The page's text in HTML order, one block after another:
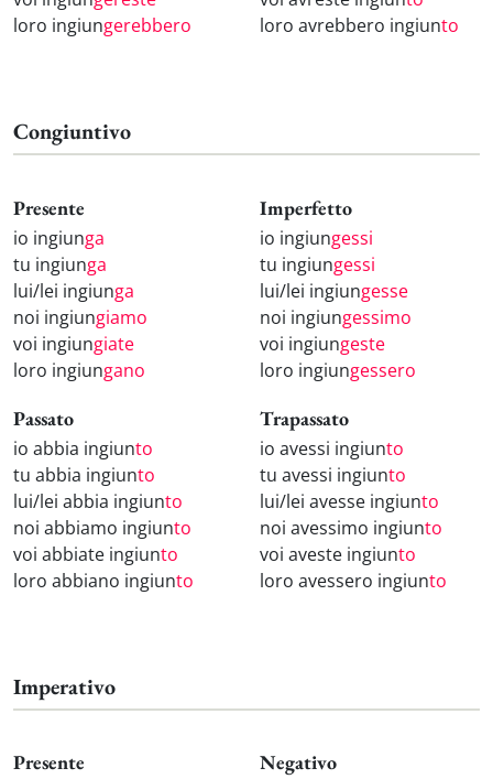
loro ingiungerebbero
loro avrebbero ingiunto
Congiuntivo
Presente
io ingiunga
tu ingiunga
lui/lei ingiunga
noi ingiungiamo
voi ingiungiate
loro ingiungano
Imperfetto
io ingiungessi
tu ingiungessi
lui/lei ingiungesse
noi ingiungessimo
voi ingiungeste
loro ingiungessero
Passato
io abbia ingiunto
tu abbia ingiunto
lui/lei abbia ingiunto
noi abbiamo ingiunto
voi abbiate ingiunto
loro abbiano ingiunto
Trapassato
io avessi ingiunto
tu avessi ingiunto
lui/lei avesse ingiunto
noi avessimo ingiunto
voi aveste ingiunto
loro avessero ingiunto
Imperativo
Presente Negativo